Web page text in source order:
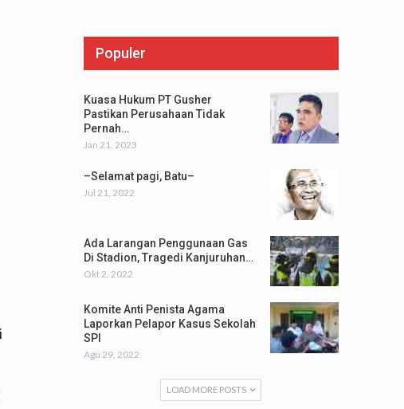
Populer
Kuasa Hukum PT Gusher
Pastikan Perusahaan Tidak
Pernah…
Jan 21, 2023
–Selamat pagi, Batu–
Jul 21, 2022
Ada Larangan Penggunaan Gas
Di Stadion, Tragedi Kanjuruhan…
Okt 2, 2022
Komite Anti Penista Agama
Laporkan Pelapor Kasus Sekolah
SPI
Agu 29, 2022
LOAD MORE POSTS